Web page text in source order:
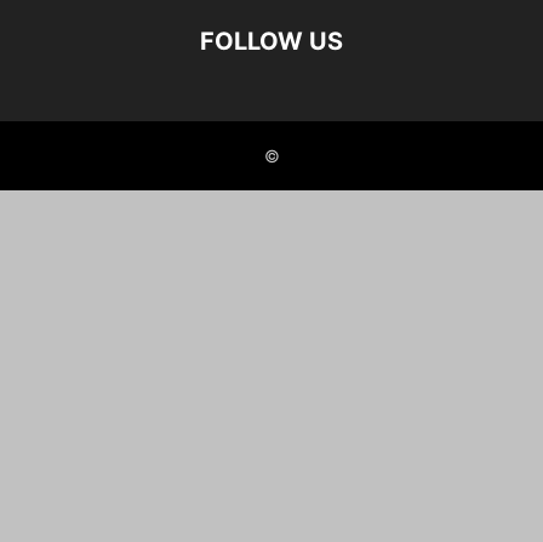
FOLLOW US
©